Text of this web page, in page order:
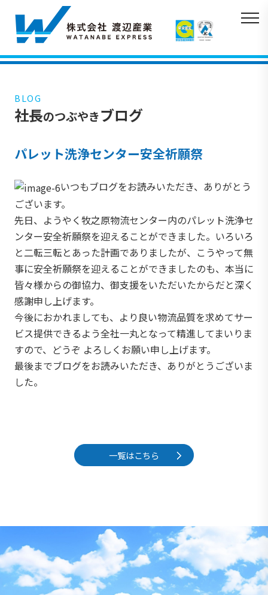
BLOG
社長のつぶやきブログ
パレット洗浄センター安全祈願祭
いつもブログをお読みいただき、ありがとう
ございます。
先日、ようやく牧之原物流センター内のパレット洗浄セ
ンター安全祈願祭を迎えることができました。いろいろ
と二転三転とあった計画でありましたが、こうやって無
事に安全祈願祭を迎えることができましたのも、本当に
皆々様からの御協力、御支援をいただいたからだと深く
感謝申し上げます。
今後におかれましても、より良い物流品質を求めてサー
ビス提供できるよう全社一丸となって精進してまいりま
すので、どうぞ よろしくお願い申し上げます。
最後までブログをお読みいただき、ありがとうございま
した。
一覧はこちら